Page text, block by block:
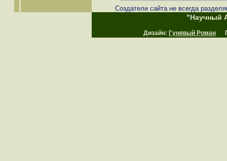
Создатели сайта не всегда
"Научный
Дизайн: Гунявый Роман